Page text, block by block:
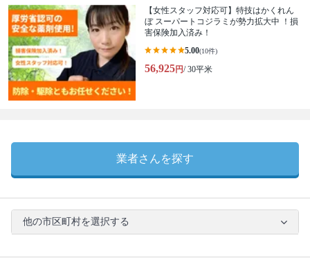
【女性スタッフ対応可】特技はかくれん
ぼ スーパートコジラミが勢力拡大中 ！損
害保険加入済み！
5.00(10件)
56,925円/ 30平米
業者さんを探す
他の市区町村を選択する